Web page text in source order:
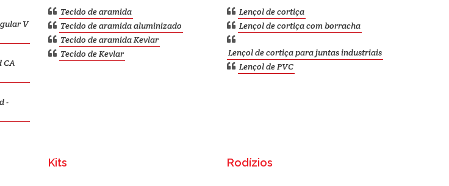
V
CA
-
Tecido de aramida
Tecido de aramida aluminizado
Tecido de aramida Kevlar
Tecido de Kevlar
Lençol de cortiça
Lençol de cortiça com borracha
Lençol de cortiça para juntas industriais
Lençol de PVC
Kits Rodízios